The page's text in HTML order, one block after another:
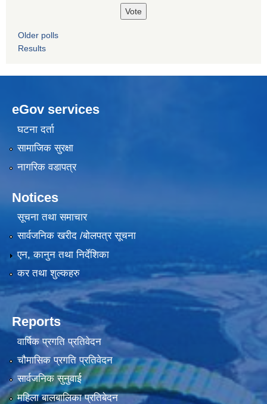
Older polls
Results
eGov services
घटना दर्ता
सामाजिक सुरक्षा
नागरिक वडापत्र
Notices
सूचना तथा समाचार
सार्वजनिक खरीद /बोलपत्र सूचना
एन, कानुन तथा निर्देशिका
कर तथा शुल्कहरु
Reports
वार्षिक प्रगति प्रतिवेदन
चौमासिक प्रगति प्रतिवेदन
सार्वजनिक सुनुवाई
महिला बालबालिका प्रतिबेदन